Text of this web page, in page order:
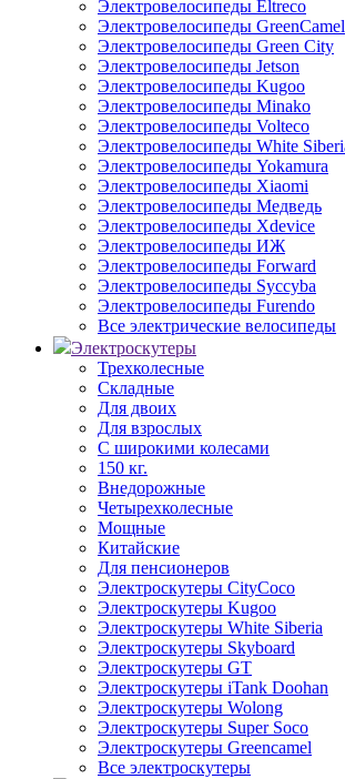
Электровелосипеды Eltreco
Электровелосипеды GreenCamel
Электровелосипеды Green City
Электровелосипеды Jetson
Электровелосипеды Kugoo
Электровелосипеды Minako
Электровелосипеды Volteco
Электровелосипеды White
Электровелосипеды Yokamura
Электровелосипеды Xiaomi
Электровелосипеды Медведь
Электровелосипеды Xdevice
Электровелосипеды ИЖ
Электровелосипеды Forward
Электровелосипеды Syccyba
Электровелосипеды Furendo
Все электрические велосипеды
Электроскутеры
Трехколесные
Складные
Для двоих
Для взрослых
С широкими колесами
150 кг.
Внедорожные
Четырехколесные
Мощные
Китайские
Для пенсионеров
Электроскутеры CityCoco
Электроскутеры Kugoo
Электроскутеры White Siberia
Электроскутеры Skyboard
Электроскутеры GT
Электроскутеры iTank Doohan
Электроскутеры Wolong
Электроскутеры Super Soco
Электроскутеры Greencamel
Все электроскутеры